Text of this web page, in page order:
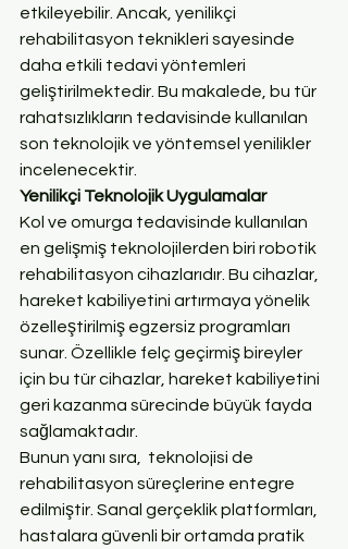
etkileyebilir. Ancak, yenilikçi
rehabilitasyon teknikleri sayesinde
daha etkili tedavi yöntemleri
geliştirilmektedir. Bu makalede, bu tür
rahatsızlıkların tedavisinde kullanılan
son teknolojik ve yöntemsel yenilikler
incelenecektir.
Yenilikçi Teknolojik Uygulamalar
Kol ve omurga tedavisinde kullanılan
en gelişmiş teknolojilerden biri robotik
rehabilitasyon cihazlarıdır. Bu cihazlar,
hareket kabiliyetini artırmaya yönelik
özelleştirilmiş egzersiz programları
sunar. Özellikle felç geçirmiş bireyler
için bu tür cihazlar, hareket kabiliyetini
geri kazanma sürecinde büyük fayda
sağlamaktadır.
Bunun yanı sıra,
teknolojisi de
rehabilitasyon süreçlerine entegre
edilmiştir. Sanal gerçeklik platformları,
hastalara güvenli bir ortamda pratik